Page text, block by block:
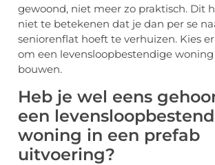
gewoond, niet meer zo praktisch. Dit
niet te betekenen dat je dan per se
seniorenflat hoeft te verhuizen. Kies
om een levensloopbestendige
bouwen.
Heb je wel eens
een
woning in een prefab
uitvoering?